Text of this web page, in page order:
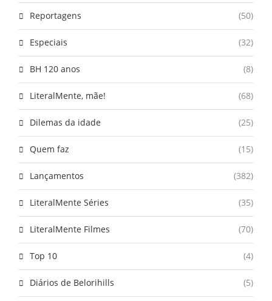
Reportagens (50)
Especiais (32)
BH 120 anos (8)
LiteralMente, mãe! (68)
Dilemas da idade (25)
Quem faz (15)
Lançamentos (382)
LiteralMente Séries (35)
LiteralMente Filmes (70)
Top 10 (4)
Diários de Belorihills (5)